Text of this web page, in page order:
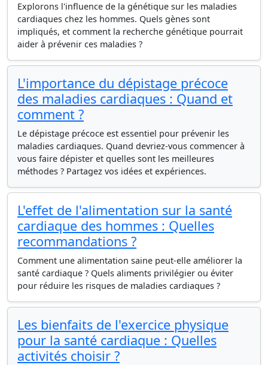
Explorons l'influence de la génétique sur les maladies
cardiaques chez les hommes. Quels gènes sont
impliqués, et comment la recherche génétique pourrait
aider à prévenir ces maladies ?
L'importance du dépistage précoce
des maladies cardiaques : Quand et
comment ?
Le dépistage précoce est essentiel pour prévenir les
maladies cardiaques. Quand devriez-vous commencer à
vous faire dépister et quelles sont les meilleures
méthodes ? Partagez vos idées et expériences.
L'effet de l'alimentation sur la santé
cardiaque des hommes : Quelles
recommandations ?
Comment une alimentation saine peut-elle améliorer la
santé cardiaque ? Quels aliments privilégier ou éviter
pour réduire les risques de maladies cardiaques ?
Les bienfaits de l'exercice physique
pour la santé cardiaque : Quelles
activités choisir ?